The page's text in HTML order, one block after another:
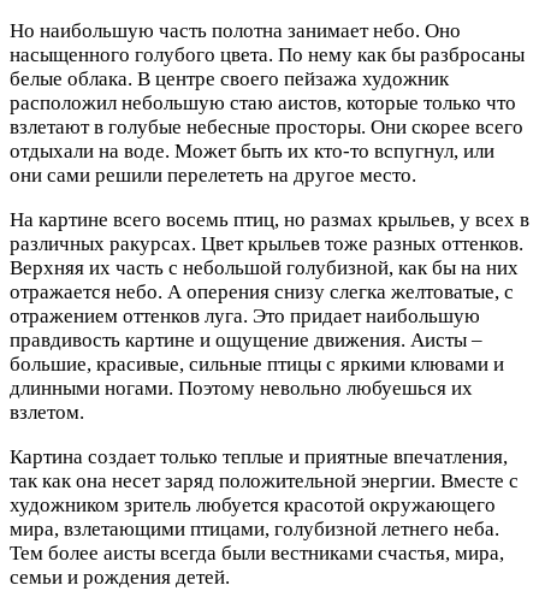
Но наибольшую часть полотна занимает небо. Оно
насыщенного голубого цвета. По нему как бы разбросаны
белые облака. В центре своего пейзажа художник
расположил небольшую стаю аистов, которые только что
взлетают в голубые небесные просторы. Они скорее всего
отдыхали на воде. Может быть их кто-то вспугнул, или
они сами решили перелететь на другое место.
На картине всего восемь птиц, но размах крыльев, у всех в
различных ракурсах. Цвет крыльев тоже разных оттенков.
Верхняя их часть с небольшой голубизной, как бы на них
отражается небо. А оперения снизу слегка желтоватые, с
отражением оттенков луга. Это придает наибольшую
правдивость картине и ощущение движения. Аисты –
большие, красивые, сильные птицы с яркими клювами и
длинными ногами. Поэтому невольно любуешься их
взлетом.
Картина создает только теплые и приятные впечатления,
так как она несет заряд положительной энергии. Вместе с
художником зритель любуется красотой окружающего
мира, взлетающими птицами, голубизной летнего неба.
Тем более аисты всегда были вестниками счастья, мира,
семьи и рождения детей.